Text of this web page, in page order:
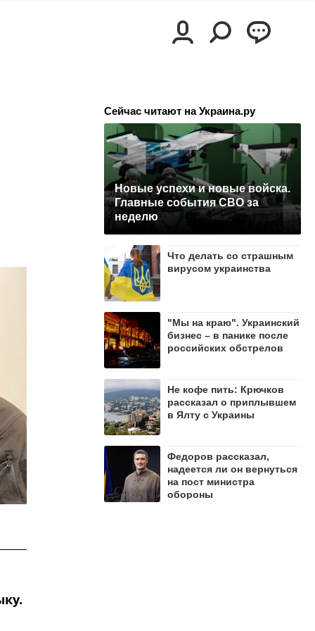
Сейчас читают на Украина.ру
Новые успехи и новые войска.
Главные события СВО за
неделю
Что делать со страшным
вирусом украинства
"Мы на краю". Украинский
бизнес – в панике после
российских обстрелов
Не кофе пить: Крючков
рассказал о приплывшем
в Ялту с Украины
Федоров рассказал,
надеется ли он вернуться
на пост министра
обороны